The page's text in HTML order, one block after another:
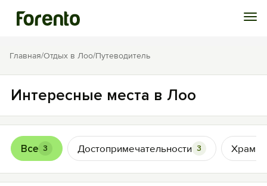
Войти
История просмотра
Добавить свой объект
Главная/Отдых в Лоо/Путеводитель
Интересные места в Лоо
Все 3 Достопримечательности 3 Храмы